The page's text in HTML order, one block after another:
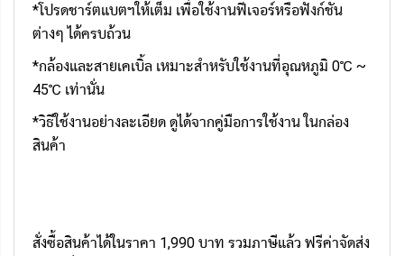
*โปรดชาร์ตแบตฯให้เต็ม เพื่อใช้งานฟีเจอร์หรือฟังก์ชัน
ต่างๆ ได้ครบถ้วน
*กล้องและสายเคเบิ้ล เหมาะสำหรับใช้งานที่อุณหภูมิ 0℃ ~
45℃ เท่านั่น
*วิธีใช้งานอย่างละเอียด ดูได้จากคู่มือการใช้งาน ในกล่อง
สินค้า
สั่งซื้อสินค้าได้ในราคา 1,990 บาท รวมภาษีแล้ว ฟรีค่าจัดส่ง